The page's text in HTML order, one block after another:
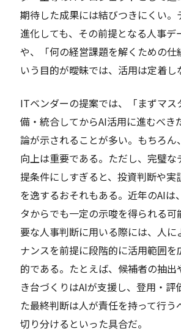
期待した成果には結びつきにくい。
進化しても、その前提となる人事デ
や、「何の経営課題を解くための仕
いう目的が曖昧では、活用は定着し
ITベンダーの提案では、「まずマス
備・統合してからAI活用に進むべき
論が示されることが多い。もちろん
向上は重要である。ただし、完璧な
提条件にしすぎると、投資判断や実
を逸するおそれもある。近年のAIは
タからでも一定の示唆を得られる可
要な人事判断に用いる際には、人に
ナンスを前提に段階的に活用範囲を
的である。たとえば、候補者の抽出
き台づくりはAIが支援し、登用・評
た最終判断は人が責任を持って行う
切り分けるといった具合だ。